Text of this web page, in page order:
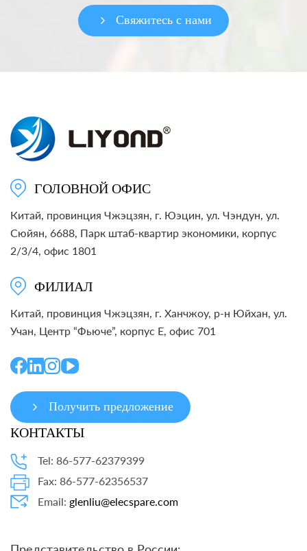
Свяжитесь с нами
ГОЛОВНОЙ ОФИС
Китай, провинция Чжэцзян, г. Юэцин, ул. Чэндун, ул.
Сюйян, 6688, Парк штаб-квартир экономики, корпус
2/3/4, офис 1801
ФИЛИАЛ
Китай, провинция Чжэцзян, г. Ханчжоу, р-н Юйхан, ул.
Учан, Центр “Фьюче”, корпус E, офис 701
Получить предложение
КОНТАКТЫ
Tel: 86-577-62379399
Fax: 86-577-62356537
Email: glenliu@elecspare.com